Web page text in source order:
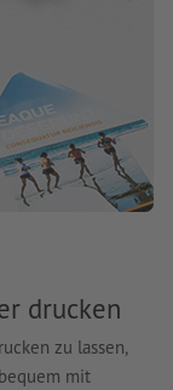
drucken
zu lassen,
mit